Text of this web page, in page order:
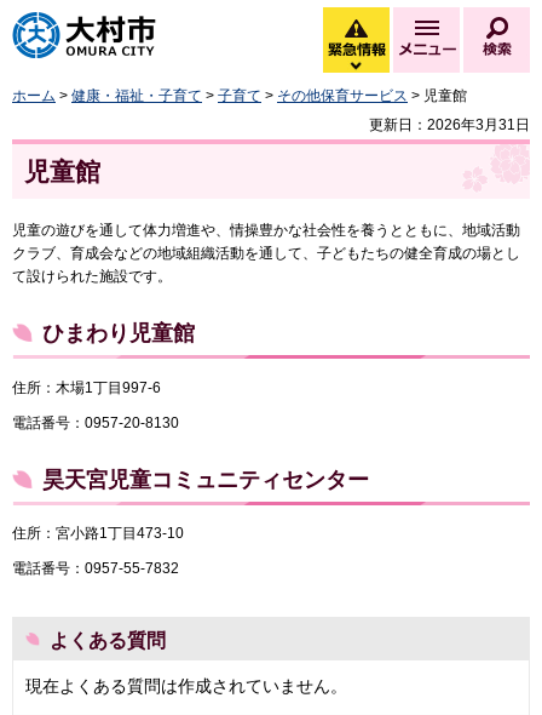
大村市
緊急情報
緊急情報を開く
メニュー
ホーム > 健康・福祉・子育て > 子育て > その他保育サービス > 児童館
更新日：2026年3月31日
児童館
児童の遊びを通して体力増進や、情操豊かな社会性を養うとともに、地域活動
クラブ、育成会などの地域組織活動を通して、子どもたちの健全育成の場とし
て設けられた施設です。
ひまわり児童館
住所：木場1丁目997-6
電話番号：0957-20-8130
昊天宮児童コミュニティセンター
住所：宮小路1丁目473-10
電話番号：0957-55-7832
よくある質問
現在よくある質問は作成されていません。